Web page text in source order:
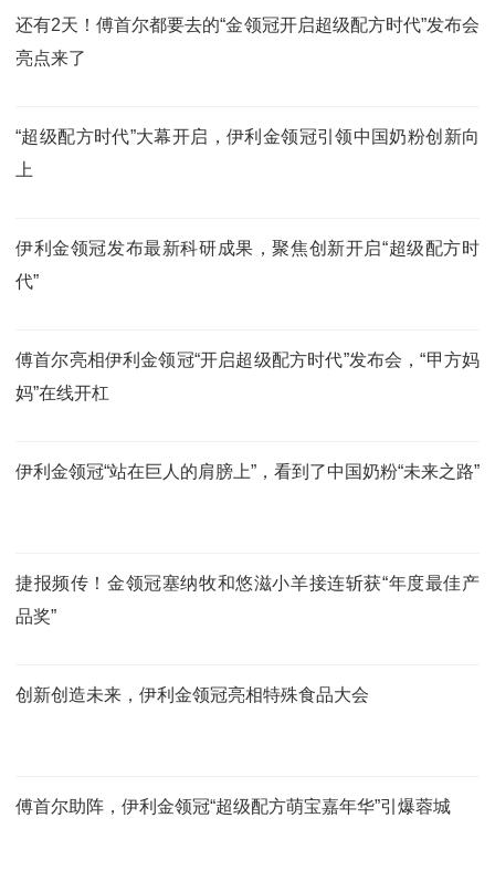
还有2天！傅首尔都要去的“金领冠开启超级配方时代”发布会
亮点来了
“超级配方时代”大幕开启，伊利金领冠引领中国奶粉创新向
上
伊利金领冠发布最新科研成果，聚焦创新开启“超级配方时
代”
傅首尔亮相伊利金领冠“开启超级配方时代”发布会，“甲方妈
妈”在线开杠
伊利金领冠“站在巨人的肩膀上”，看到了中国奶粉“未来之路”
捷报频传！金领冠塞纳牧和悠滋小羊接连斩获“年度最佳产
品奖”
创新创造未来，伊利金领冠亮相特殊食品大会
傅首尔助阵，伊利金领冠“超级配方萌宝嘉年华”引爆蓉城